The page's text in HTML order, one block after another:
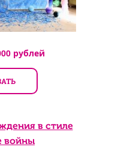
рублей
в стиле
войны